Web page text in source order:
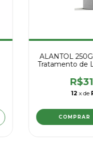
ALANTOL
Tratamento de
12 x de